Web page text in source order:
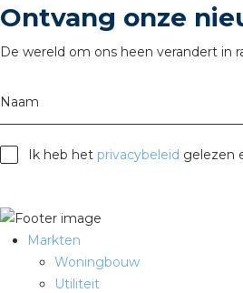
Ontvang onze
De wereld om ons heen verandert in
Naam
Ik heb het privacybeleid gelezen
Markten
Woningbouw
Utiliteit